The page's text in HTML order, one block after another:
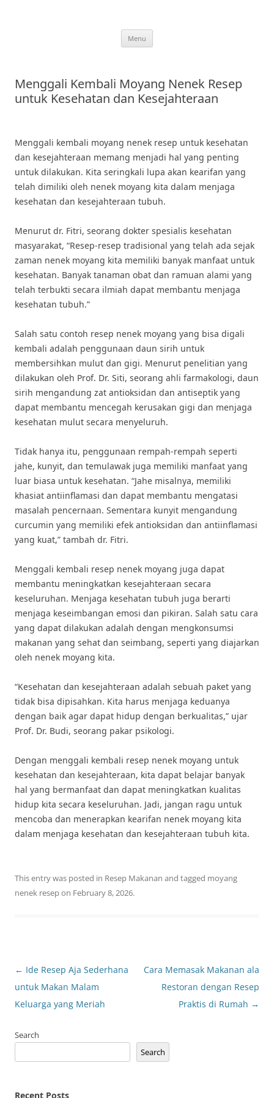
Menu
Menggali Kembali Moyang Nenek Resep
untuk Kesehatan dan Kesejahteraan
Menggali kembali moyang nenek resep untuk kesehatan
dan kesejahteraan memang menjadi hal yang penting
untuk dilakukan. Kita seringkali lupa akan kearifan yang
telah dimiliki oleh nenek moyang kita dalam menjaga
kesehatan dan kesejahteraan tubuh.
Menurut dr. Fitri, seorang dokter spesialis kesehatan
masyarakat, “Resep-resep tradisional yang telah ada sejak
zaman nenek moyang kita memiliki banyak manfaat untuk
kesehatan. Banyak tanaman obat dan ramuan alami yang
telah terbukti secara ilmiah dapat membantu menjaga
kesehatan tubuh.”
Salah satu contoh resep nenek moyang yang bisa digali
kembali adalah penggunaan daun sirih untuk
membersihkan mulut dan gigi. Menurut penelitian yang
dilakukan oleh Prof. Dr. Siti, seorang ahli farmakologi, daun
sirih mengandung zat antioksidan dan antiseptik yang
dapat membantu mencegah kerusakan gigi dan menjaga
kesehatan mulut secara menyeluruh.
Tidak hanya itu, penggunaan rempah-rempah seperti
jahe, kunyit, dan temulawak juga memiliki manfaat yang
luar biasa untuk kesehatan. “Jahe misalnya, memiliki
khasiat antiinflamasi dan dapat membantu mengatasi
masalah pencernaan. Sementara kunyit mengandung
curcumin yang memiliki efek antioksidan dan antiinflamasi
yang kuat,” tambah dr. Fitri.
Menggali kembali resep nenek moyang juga dapat
membantu meningkatkan kesejahteraan secara
keseluruhan. Menjaga kesehatan tubuh juga berarti
menjaga keseimbangan emosi dan pikiran. Salah satu cara
yang dapat dilakukan adalah dengan mengkonsumsi
makanan yang sehat dan seimbang, seperti yang diajarkan
oleh nenek moyang kita.
“Kesehatan dan kesejahteraan adalah sebuah paket yang
tidak bisa dipisahkan. Kita harus menjaga keduanya
dengan baik agar dapat hidup dengan berkualitas,” ujar
Prof. Dr. Budi, seorang pakar psikologi.
Dengan menggali kembali resep nenek moyang untuk
kesehatan dan kesejahteraan, kita dapat belajar banyak
hal yang bermanfaat dan dapat meningkatkan kualitas
hidup kita secara keseluruhan. Jadi, jangan ragu untuk
mencoba dan menerapkan kearifan nenek moyang kita
dalam menjaga kesehatan dan kesejahteraan tubuh kita.
This entry was posted in Resep Makanan and tagged moyang
nenek resepon February 8, 2026.
Post
navigation
← Ide Resep Aja Sederhana
untuk Makan Malam
Keluarga yang Meriah
Cara Memasak Makanan ala
Restoran dengan Resep
Praktis di Rumah →
Search
Search
Recent Posts